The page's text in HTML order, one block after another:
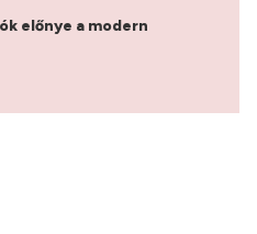
előnye a modern